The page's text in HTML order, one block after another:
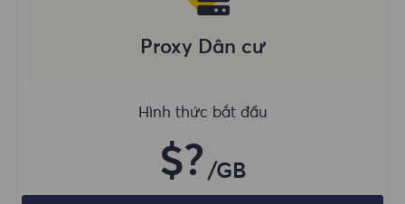
Proxy Dân cư
Hình thức bắt đầu
$? /GB